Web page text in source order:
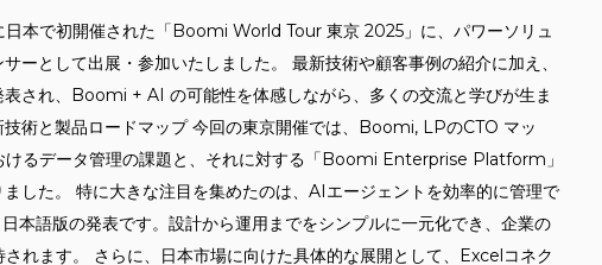
本で初開催された「Boomi World Tour 東京 2025」に、パワーソリュ
ーとして出展・参加いたしました。 最新技術や顧客事例の紹介に加え、
され、Boomi + AI の可能性を体感しながら、多くの交流と学びが生ま
と製品ロードマップ 今回の東京開催では、Boomi, LPのCTO マッ
けるデータ管理の課題と、それに対する「Boomi Enterprise Platform」
した。 特に大きな注目を集めたのは、AIエージェントを効率的に管理で
語版の発表です。設計から運用までをシンプルに一元化でき、企業の
れます。 さらに、日本市場に向けた具体的な展開として、Excelコネク